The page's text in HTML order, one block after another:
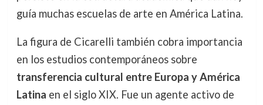
guía muchas escuelas de arte en América Latina.
La figura de Cicarelli también cobra importancia
en los estudios contemporáneos sobre
transferencia cultural entre Europa y América
Latina en el siglo XIX. Fue un agente activo de